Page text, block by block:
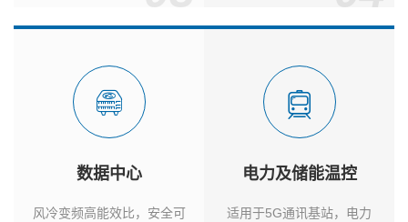
数据中心
风冷变频高能效比，安全可
电力及储能温控
适用于5G通讯基站，电力